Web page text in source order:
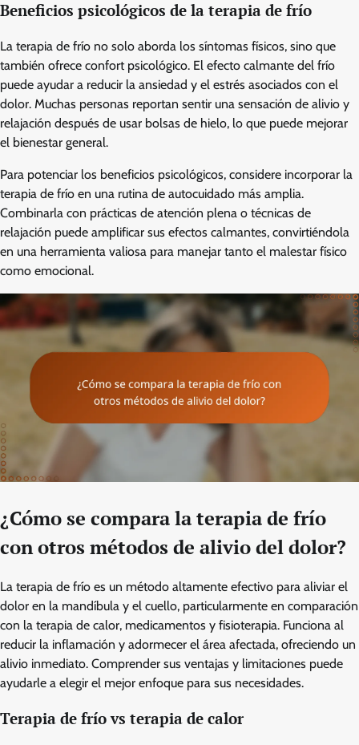
Beneficios psicológicos de la terapia de frío
La terapia de frío no solo aborda los síntomas físicos, sino que
también ofrece confort psicológico. El efecto calmante del frío
puede ayudar a reducir la ansiedad y el estrés asociados con el
dolor. Muchas personas reportan sentir una sensación de alivio y
relajación después de usar bolsas de hielo, lo que puede mejorar
el bienestar general.
Para potenciar los beneficios psicológicos, considere incorporar la
terapia de frío en una rutina de autocuidado más amplia.
Combinarla con prácticas de atención plena o técnicas de
relajación puede amplificar sus efectos calmantes, convirtiéndola
en una herramienta valiosa para manejar tanto el malestar físico
como emocional.
¿Cómo se compara la terapia de frío
con otros métodos de alivio del dolor?
La terapia de frío es un método altamente efectivo para aliviar el
dolor en la mandíbula y el cuello, particularmente en comparación
con la terapia de calor, medicamentos y fisioterapia. Funciona al
reducir la inflamación y adormecer el área afectada, ofreciendo un
alivio inmediato. Comprender sus ventajas y limitaciones puede
ayudarle a elegir el mejor enfoque para sus necesidades.
Terapia de frío vs terapia de calor